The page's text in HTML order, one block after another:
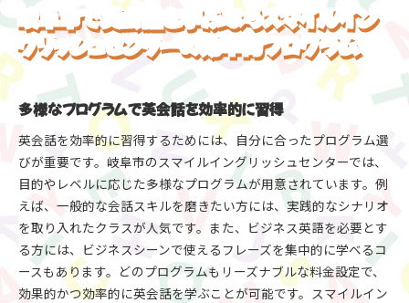
グリッシュセンターの魅力
お得な料金プランの魅力を徹底解説
初期費用を抑えた始め方
割引制度を賢く利用する方法
サブスクリプションモデルの利点
英会話の成果を最大化する料金設定
無料体験レッスンを活用しよう
初心者でも安心な英会話学習法スマイルイングリッシ
ュセンターのサポート体制
初心者向けカリキュラムの特徴
定期的なフィードバックでスキルアップ
疑問を解消する個別サポート
岐阜市で英会話を学ぶならスマイルイン
グリッシュセンターの効率的プログラム
多様なプログラムで英会話を効率的に習得
英会話を効率的に習得するためには、自分に合ったプログラム選
びが重要です。岐阜市のスマイルイングリッシュセンターでは、
目的やレベルに応じた多様なプログラムが用意されています。例
えば、一般的な会話スキルを磨きたい方には、実践的なシナリオ
を取り入れたクラスが人気です。また、ビジネス英語を必要とす
る方には、ビジネスシーンで使えるフレーズを集中的に学べるコ
ースもあります。どのプログラムもリーズナブルな料金設定で、
効果的かつ効率的に英会話を学ぶことが可能です。スマイルイン